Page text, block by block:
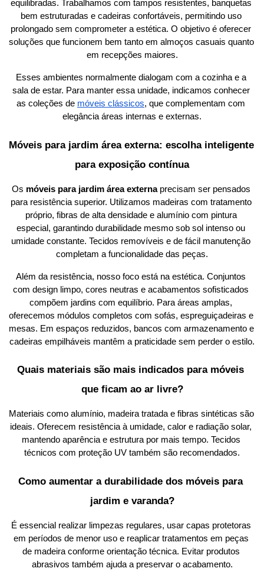
equilibradas. Trabalhamos com tampos resistentes, banquetas
bem estruturadas e cadeiras confortáveis, permitindo uso
prolongado sem comprometer a estética. O objetivo é oferecer
soluções que funcionem bem tanto em almoços casuais quanto
em recepções maiores.
Esses ambientes normalmente dialogam com a cozinha e a
sala de estar. Para manter essa unidade, indicamos conhecer
as coleções de móveis clássicos, que complementam com
elegância áreas internas e externas.
Móveis para jardim área externa: escolha inteligente
para exposição contínua
Os móveis para jardim área externa precisam ser pensados
para resistência superior. Utilizamos madeiras com tratamento
próprio, fibras de alta densidade e alumínio com pintura
especial, garantindo durabilidade mesmo sob sol intenso ou
umidade constante. Tecidos removíveis e de fácil manutenção
completam a funcionalidade das peças.
Além da resistência, nosso foco está na estética. Conjuntos
com design limpo, cores neutras e acabamentos sofisticados
compõem jardins com equilíbrio. Para áreas amplas,
oferecemos módulos completos com sofás, espreguiçadeiras e
mesas. Em espaços reduzidos, bancos com armazenamento e
cadeiras empilháveis mantêm a praticidade sem perder o estilo.
Quais materiais são mais indicados para móveis
que ficam ao ar livre?
Materiais como alumínio, madeira tratada e fibras sintéticas são
ideais. Oferecem resistência à umidade, calor e radiação solar,
mantendo aparência e estrutura por mais tempo. Tecidos
técnicos com proteção UV também são recomendados.
Como aumentar a durabilidade dos móveis para
jardim e varanda?
É essencial realizar limpezas regulares, usar capas protetoras
em períodos de menor uso e reaplicar tratamentos em peças
de madeira conforme orientação técnica. Evitar produtos
abrasivos também ajuda a preservar o acabamento.